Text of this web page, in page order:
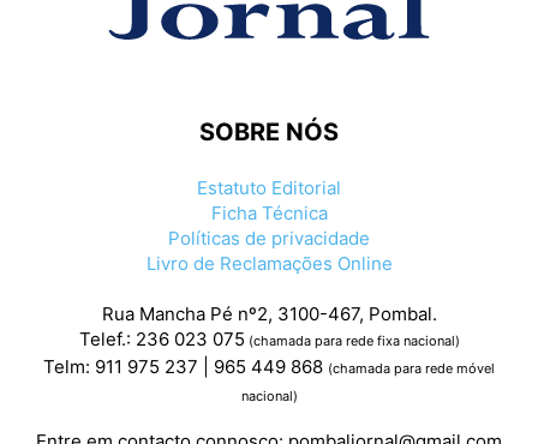
SOBRE NÓS
Estatuto Editorial
Ficha Técnica
Políticas de privacidade
Livro de Reclamações Online
Rua Mancha Pé nº2, 3100-467, Pombal.
Telef.: 236 023 075 (chamada para rede fixa nacional)
Telm: 911 975 237 | 965 449 868 (chamada para rede móvel
nacional)